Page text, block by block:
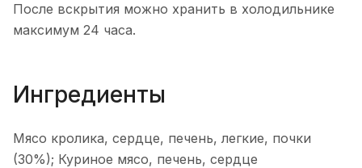
После вскрытия можно хранить в холодильнике
максимум 24 часа.
Ингредиенты
Мясо кролика, сердце, печень, легкие, почки
(30%); Куриное мясо, печень, сердце